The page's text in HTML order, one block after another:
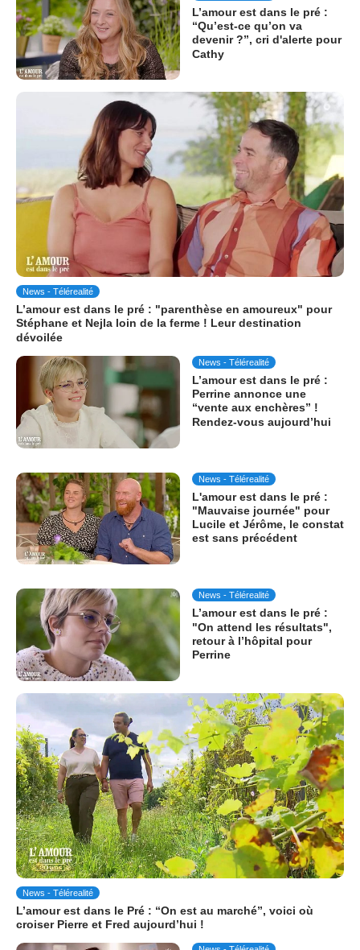
L’amour est dans le pré :
“Qu’est-ce qu’on va
devenir ?”, cri d'alerte pour
Cathy
News - Télérealité
L’amour est dans le pré : "parenthèse en amoureux" pour
Stéphane et Nejla loin de la ferme ! Leur destination
dévoilée
News - Télérealité
L’amour est dans le pré :
Perrine annonce une
“vente aux enchères” !
Rendez-vous aujourd’hui
News - Télérealité
L'amour est dans le pré :
"Mauvaise journée" pour
Lucile et Jérôme, le constat
est sans précédent
News - Télérealité
L’amour est dans le pré :
"On attend les résultats",
retour à l’hôpital pour
Perrine
News - Télérealité
L’amour est dans le Pré : “On est au marché”, voici où
croiser Pierre et Fred aujourd’hui !